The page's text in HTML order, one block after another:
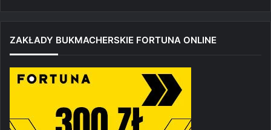
ZAKŁADY BUKMACHERSKIE FORTUNA ONLINE